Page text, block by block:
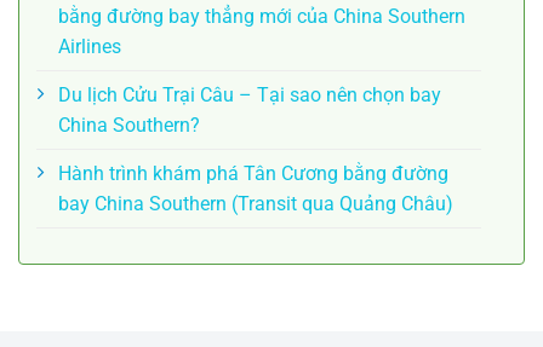
bằng đường bay thẳng mới của China Southern
Airlines
Du lịch Cửu Trại Câu – Tại sao nên chọn bay
China Southern?
Hành trình khám phá Tân Cương bằng đường
bay China Southern (Transit qua Quảng Châu)